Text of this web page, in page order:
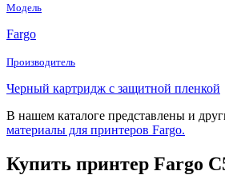
Модель
Fargo
Производитель
Черный картридж с защитной пленкой
В нашем каталоге представлены и
материалы для принтеров Fargo.
Купить принтер Fargo